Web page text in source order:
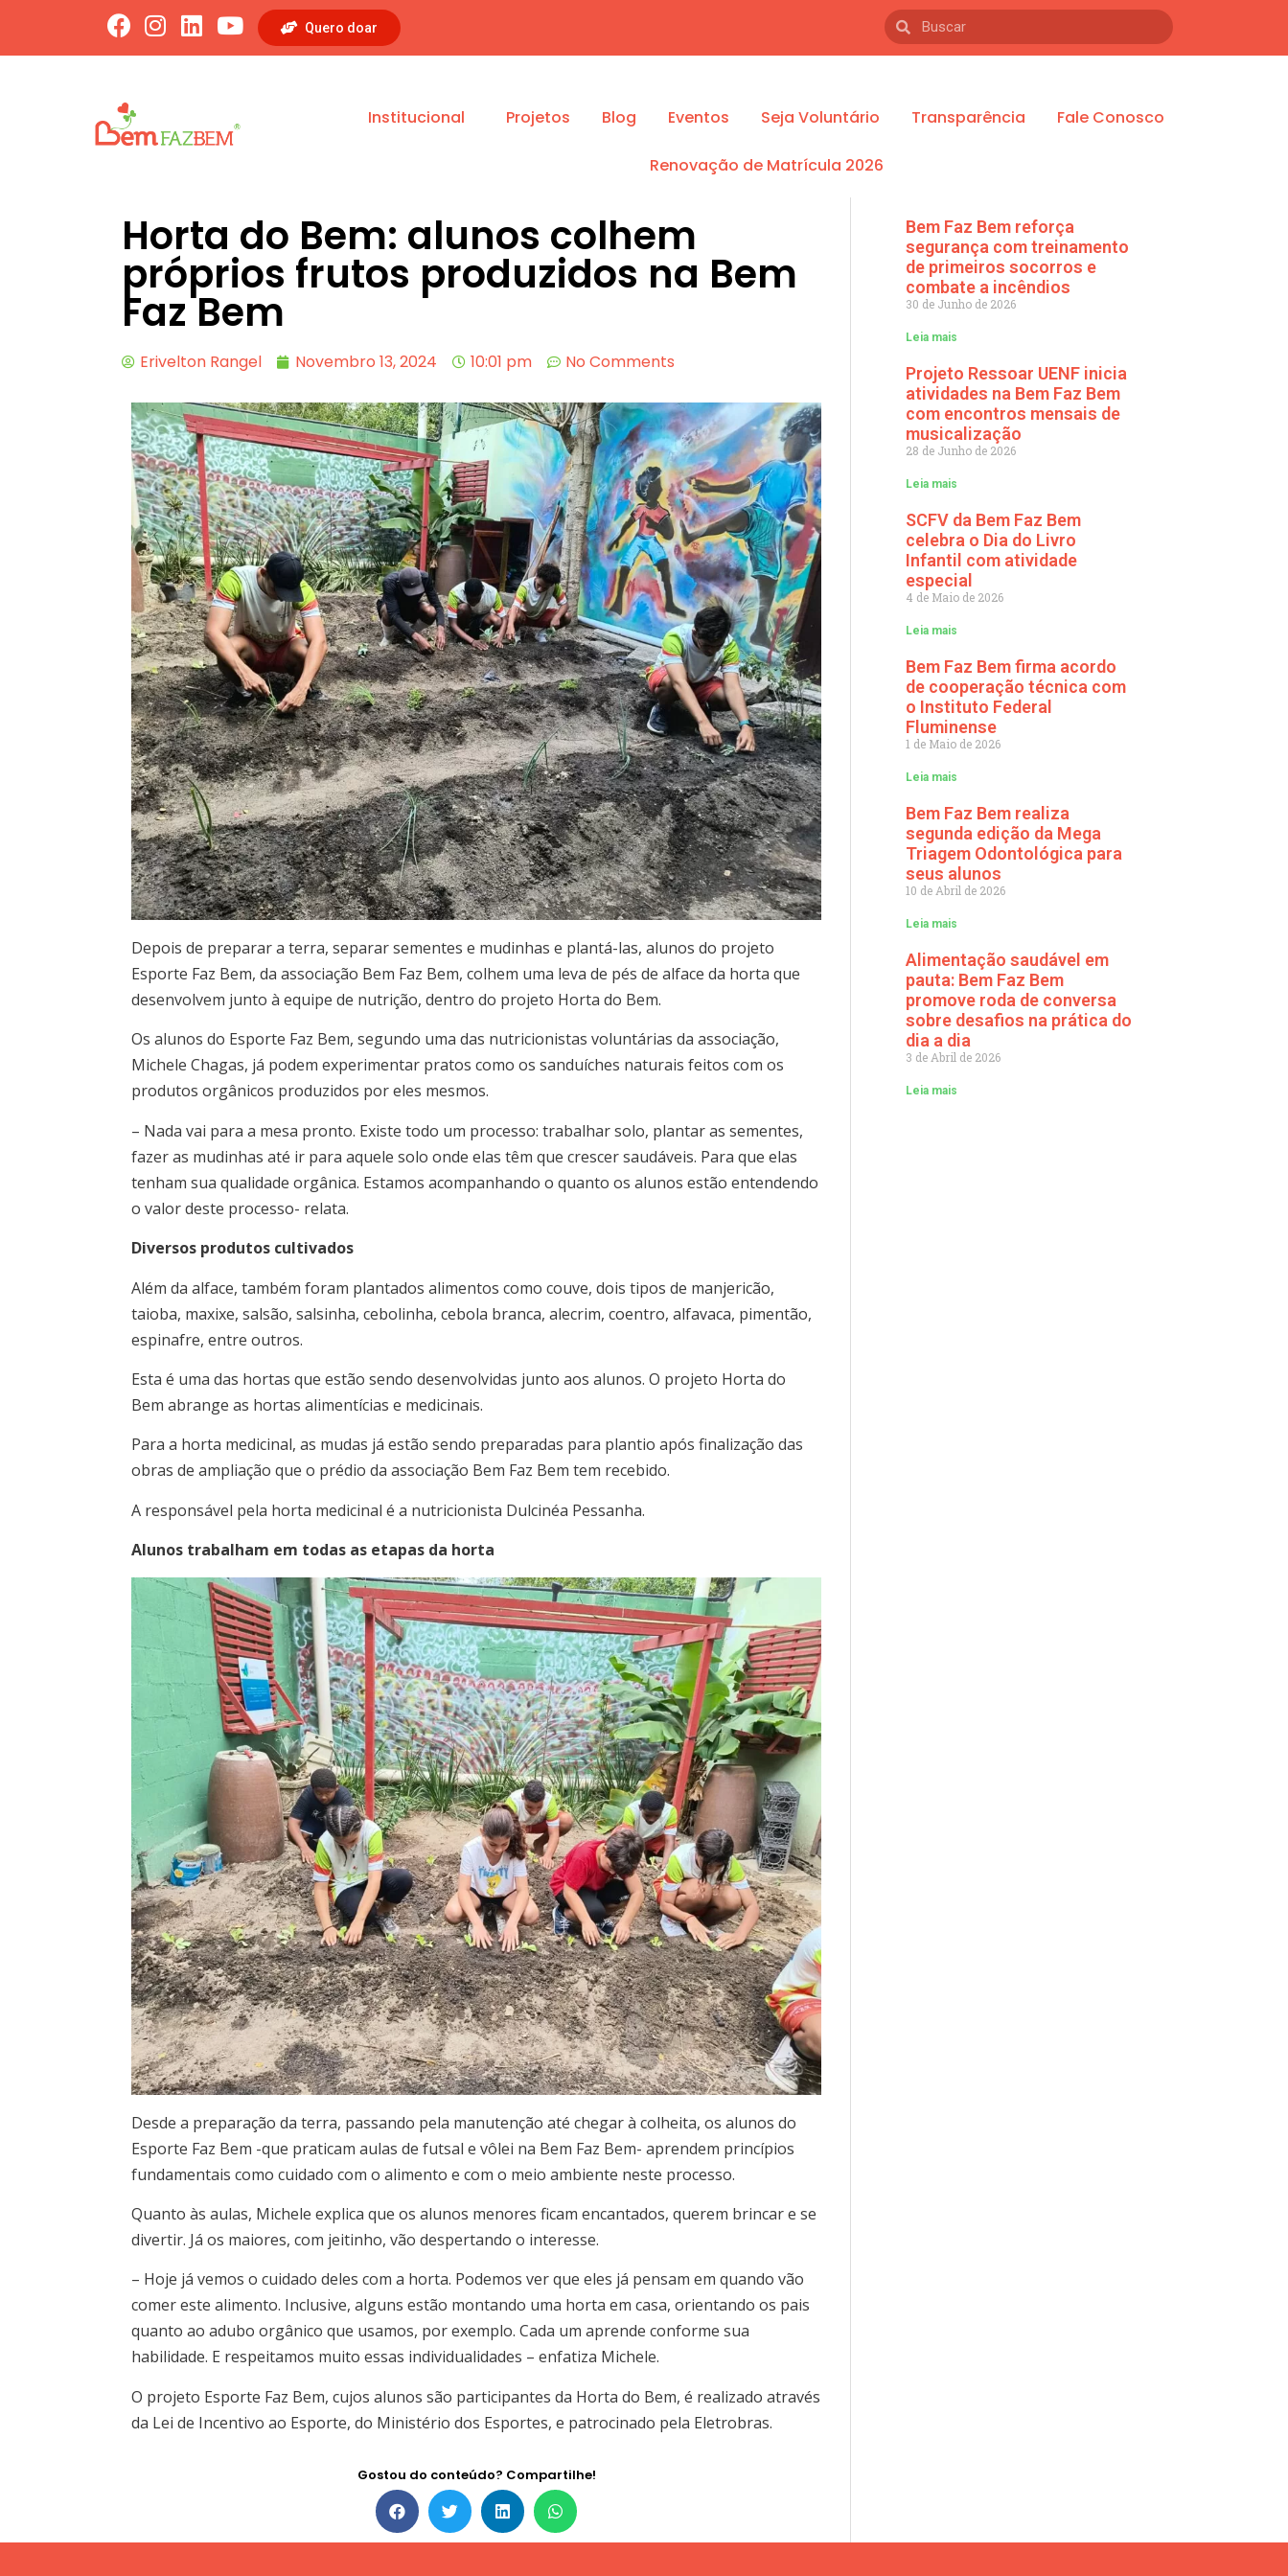
Quero doar
Institucional Projetos Blog Eventos Seja Voluntário Transparência Fale Conosco
Renovação de Matrícula 2026
Horta do Bem: alunos colhem
próprios frutos produzidos na Bem
Faz Bem
Erivelton Rangel Novembro 13, 2024 10:01 pm No Comments
Depois de preparar a terra, separar sementes e mudinhas e plantá-las, alunos do projeto
Esporte Faz Bem, da associação Bem Faz Bem, colhem uma leva de pés de alface da horta que
desenvolvem junto à equipe de nutrição, dentro do projeto Horta do Bem.
Os alunos do Esporte Faz Bem, segundo uma das nutricionistas voluntárias da associação,
Michele Chagas, já podem experimentar pratos como os sanduíches naturais feitos com os
produtos orgânicos produzidos por eles mesmos.
– Nada vai para a mesa pronto. Existe todo um processo: trabalhar solo, plantar as sementes,
fazer as mudinhas até ir para aquele solo onde elas têm que crescer saudáveis. Para que elas
tenham sua qualidade orgânica. Estamos acompanhando o quanto os alunos estão entendendo
o valor deste processo- relata.
Diversos produtos cultivados
Além da alface, também foram plantados alimentos como couve, dois tipos de manjericão,
taioba, maxixe, salsão, salsinha, cebolinha, cebola branca, alecrim, coentro, alfavaca, pimentão,
espinafre, entre outros.
Esta é uma das hortas que estão sendo desenvolvidas junto aos alunos. O projeto Horta do
Bem abrange as hortas alimentícias e medicinais.
Para a horta medicinal, as mudas já estão sendo preparadas para plantio após finalização das
obras de ampliação que o prédio da associação Bem Faz Bem tem recebido.
A responsável pela horta medicinal é a nutricionista Dulcinéa Pessanha.
Alunos trabalham em todas as etapas da horta
Desde a preparação da terra, passando pela manutenção até chegar à colheita, os alunos do
Esporte Faz Bem -que praticam aulas de futsal e vôlei na Bem Faz Bem- aprendem princípios
fundamentais como cuidado com o alimento e com o meio ambiente neste processo.
Quanto às aulas, Michele explica que os alunos menores ficam encantados, querem brincar e se
divertir. Já os maiores, com jeitinho, vão despertando o interesse.
– Hoje já vemos o cuidado deles com a horta. Podemos ver que eles já pensam em quando vão
comer este alimento. Inclusive, alguns estão montando uma horta em casa, orientando os pais
quanto ao adubo orgânico que usamos, por exemplo. Cada um aprende conforme sua
habilidade. E respeitamos muito essas individualidades – enfatiza Michele.
O projeto Esporte Faz Bem, cujos alunos são participantes da Horta do Bem, é realizado através
da Lei de Incentivo ao Esporte, do Ministério dos Esportes, e patrocinado pela Eletrobras.
Gostou do conteúdo? Compartilhe!
Bem Faz Bem reforça
segurança com treinamento
de primeiros socorros e
combate a incêndios
30 de Junho de 2026
Leia mais
Projeto Ressoar UENF inicia
atividades na Bem Faz Bem
com encontros mensais de
musicalização
28 de Junho de 2026
Leia mais
SCFV da Bem Faz Bem
celebra o Dia do Livro
Infantil com atividade
especial
4 de Maio de 2026
Leia mais
Bem Faz Bem firma acordo
de cooperação técnica com
o Instituto Federal
Fluminense
1 de Maio de 2026
Leia mais
Bem Faz Bem realiza
segunda edição da Mega
Triagem Odontológica para
seus alunos
10 de Abril de 2026
Leia mais
Alimentação saudável em
pauta: Bem Faz Bem
promove roda de conversa
sobre desafios na prática do
dia a dia
3 de Abril de 2026
Leia mais